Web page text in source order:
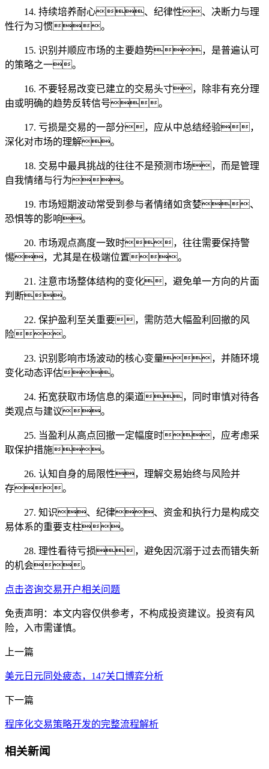
14. 持续培养耐心、纪律性、决断力与理
性行为习惯。
15. 识别并顺应市场的主要趋势，是普遍认可
的策略之一。
16. 不要轻易改变已建立的交易头寸，除非有充分理
由或明确的趋势反转信号。
17. 亏损是交易的一部分，应从中总结经验，
深化对市场的理解。
18. 交易中最具挑战的往往不是预测市场，而是管理
自我情绪与行为。
19. 市场短期波动常受到参与者情绪如贪婪、
恐惧等的影响。
20. 市场观点高度一致时，往往需要保持警
惕，尤其是在极端位置。
21. 注意市场整体结构的变化，避免单一方向的片面
判断。
22. 保护盈利至关重要，需防范大幅盈利回撤的风
险。
23. 识别影响市场波动的核心变量，并随环境
变化动态评估。
24. 拓宽获取市场信息的渠道，同时审慎对待各
类观点与建议。
25. 当盈利从高点回撤一定幅度时，应考虑采
取保护措施。
26. 认知自身的局限性，理解交易始终与风险并
存。
27. 知识、纪律、资金和执行力是构成交
易体系的重要支柱。
28. 理性看待亏损，避免因沉溺于过去而错失新
的机会。
点击咨询交易开户相关问题
免责声明：本文内容仅供参考，不构成投资建议。投资有风
险，入市需谨慎。
上一篇
美元日元同处疲态，147关口博弈分析
下一篇
程序化交易策略开发的完整流程解析
相关新闻